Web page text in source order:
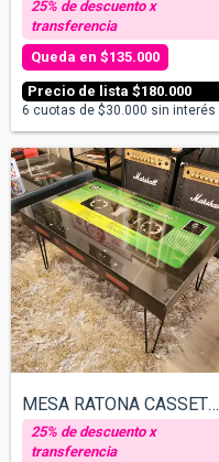
$180.000
$135.000
6 cuotas de $30.000 sin interés
MESA RATONA CASSETTE - ARTAUD